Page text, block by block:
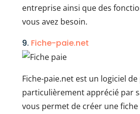
entreprise ainsi que des
vous avez besoin.
9. Fiche-paie.net
Fiche-paie.net est un logiciel de
particulièrement apprécié par
vous permet de créer une fiche